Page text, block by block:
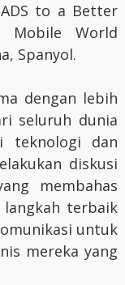
to a Better
Mobile World
Spanyol.
dengan lebih
seluruh dunia
teknologi dan
diskusi
membahas
terbaik
untuk
mereka yang